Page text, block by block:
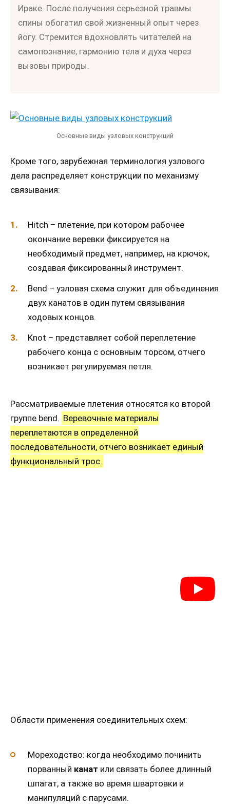
Ираке. После получения серьезной травмы
спины обогатил свой жизненный опыт через
йогу. Стремится вдохновлять читателей на
самопознание, гармонию тела и духа через
вызовы природы.
Основные виды узловых конструкций
Кроме того, зарубежная терминология узлового
дела распределяет конструкции по механизму
связывания:
Hitch – плетение, при котором рабочее
окончание веревки фиксируется на
необходимый предмет, например, на крючок,
создавая фиксированный инструмент.
Bend – узловая схема служит для объединения
двух канатов в один путем связывания
ходовых концов.
Knot – представляет собой переплетение
рабочего конца с основным торсом, отчего
возникает регулируемая петля.
Рассматриваемые плетения относятся ко второй
группе bend. Веревочные материалы
переплетаются в определенной
последовательности, отчего возникает единый
функциональный трос.
Области применения соединительных схем:
Мореходство: когда необходимо починить
порванный канат или связать более длинный
шпагат, а также во время швартовки и
манипуляций с парусами.